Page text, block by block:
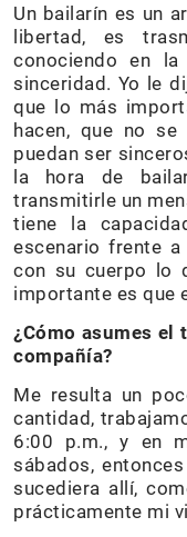
Un bailarín es un
libertad, es
conociendo en la
sinceridad. Yo le
que lo más
hacen, que no
puedan ser
la hora de
transmitirle un
tiene la
escenario frente
con su cuerpo lo
importante es que
¿Cómo asumes el
compañía?
Me resulta un
cantidad,
6:00 p.m., y en
sábados,
sucediera allí,
prácticamente mi